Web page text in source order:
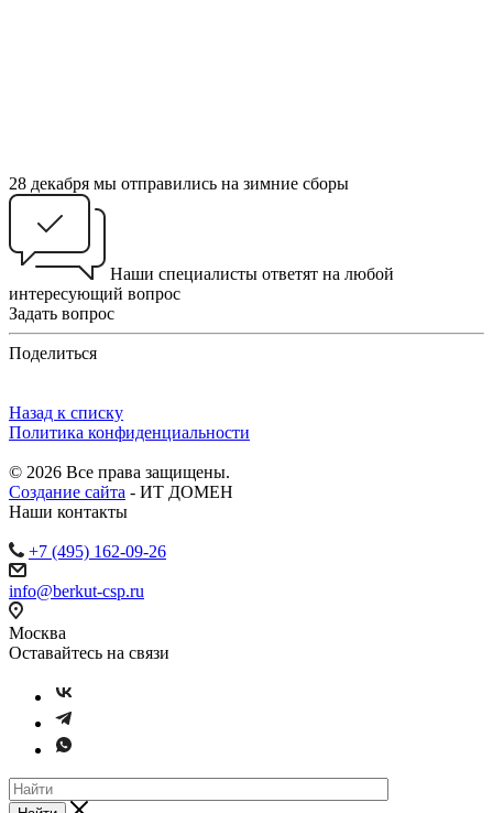
28 декабря мы отправились на зимние сборы
Наши специалисты ответят на любой
интересующий вопрос
Задать вопрос
Поделиться
Назад к списку
Политика конфиденциальности
© 2026 Все права защищены.
Создание сайта - ИТ ДОМЕН
Наши контакты
+7 (495) 162-09-26
info@berkut-csp.ru
Москва
Оставайтесь на связи